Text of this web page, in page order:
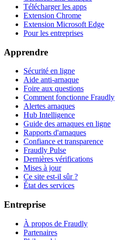
Télécharger les apps
Extension Chrome
Extension Microsoft Edge
Pour les entreprises
Apprendre
Sécurité en ligne
Aide anti-arnaque
Foire aux questions
Comment fonctionne Fraudly
Alertes arnaques
Hub Intelligence
Guide des arnaques en ligne
Rapports d'arnaques
Confiance et transparence
Fraudly Pulse
Dernières vérifications
Mises à jour
Ce site est-il sûr ?
État des services
Entreprise
À propos de Fraudly
Partenaires